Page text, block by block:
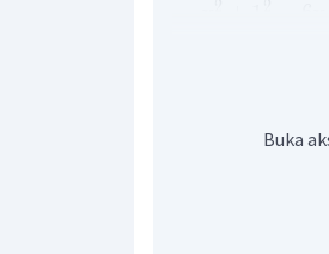
jadi, nilai yang
Oleh karena itu,
Buka